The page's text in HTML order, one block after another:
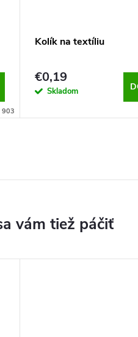
903
Kolík na textíliu
€0,19
Skladom